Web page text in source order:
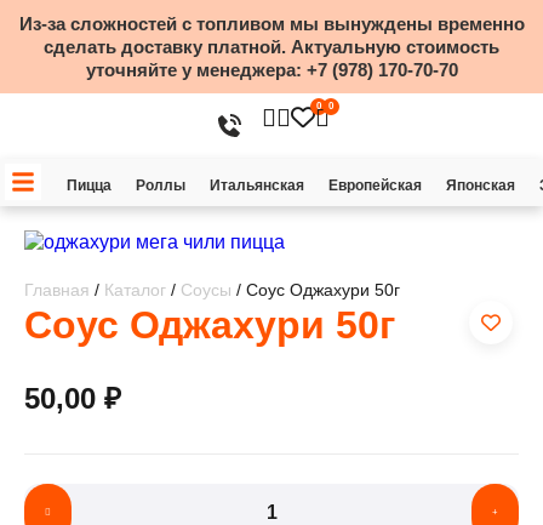
Из-за сложностей с топливом мы вынуждены временно
сделать доставку платной. Актуальную стоимость
уточняйте у менеджера: +7 (978) 170-70-70
0 0
Пицца Роллы Итальянская Европейская Японская
Главная / Каталог / Соусы / Соус Оджахури 50г
Соус Оджахури 50г
50,00 ₽